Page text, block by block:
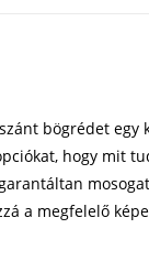
bögrédet egy
hogy mit
a megfelelő